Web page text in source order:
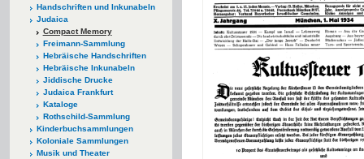
Handschriften und Inkunabeln
Judaica
Compact Memory
Freimann-Sammlung
Hebräische Handschriften
Hebräische Inkunabeln
Jiddische Drucke
Judaica Frankfurt
Kataloge
Rothschild-Sammlung
Kinderbuchsammlungen
Koloniale Sammlungen
Musik und Theater